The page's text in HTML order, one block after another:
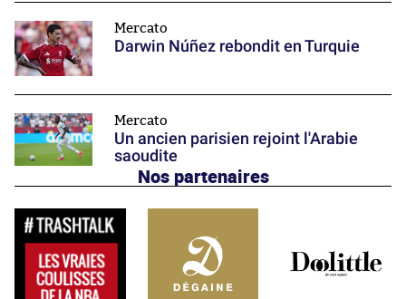
Mercato
Darwin Núñez rebondit en Turquie
Mercato
Un ancien parisien rejoint l'Arabie
saoudite
Nos partenaires